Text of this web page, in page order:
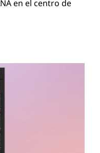
en el centro de